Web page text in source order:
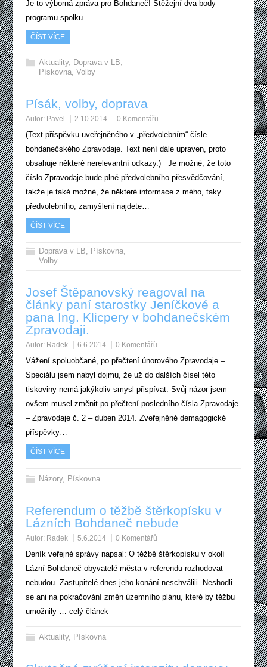
Je to výborná zpráva pro Bohdaneč! Stěžejní dva body
programu spolku…
ČÍST VÍCE
Aktuality, Doprava v LB,
Pískovna, Volby
Písák, volby, doprava
Autor: Pavel 2.10.2014 0 Komentářů
(Text příspěvku uveřejněného v „předvolebním“ čísle
bohdanečského Zpravodaje. Text není dále upraven, proto
obsahuje některé nerelevantní odkazy.) Je možné, že toto
číslo Zpravodaje bude plné předvolebního přesvědčování,
takže je také možné, že některé informace z mého, taky
předvolebního, zamyšlení najdete…
ČÍST VÍCE
Doprava v LB, Pískovna,
Volby
Josef Štěpanovský reagoval na
články paní starostky Jeníčkové a
pana Ing. Klicpery v bohdanečském
Zpravodaji.
Autor: Radek 6.6.2014 0 Komentářů
Vážení spoluobčané, po přečtení únorového Zpravodaje –
Speciálu jsem nabyl dojmu, že už do dalších čísel této
tiskoviny nemá jakýkoliv smysl přispívat. Svůj názor jsem
ovšem musel změnit po přečtení posledního čísla Zpravodaje
– Zpravodaje č. 2 – duben 2014. Zveřejněné demagogické
příspěvky…
ČÍST VÍCE
Názory, Pískovna
Referendum o těžbě štěrkopísku v
Lázních Bohdaneč nebude
Autor: Radek 5.6.2014 0 Komentářů
Deník veřejné správy napsal: O těžbě štěrkopísku v okolí
Lázní Bohdaneč obyvatelé města v referendu rozhodovat
nebudou. Zastupitelé dnes jeho konání neschválili. Neshodli
se ani na pokračování změn územního plánu, které by těžbu
umožnily … celý článek
Aktuality, Pískovna